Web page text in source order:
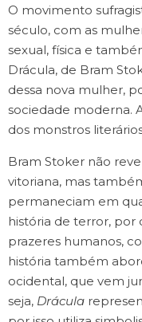
O movimento
século, com as
sexual, física e
Drácula, de Bram
dessa nova mulher,
sociedade moderna.
dos monstros
Bram Stoker não
vitoriana, mas
permaneciam em
história de terror, por
prazeres humanos,
história também
ocidental, que vem
seja, Drácula